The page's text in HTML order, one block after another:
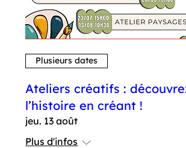
Plusieurs dates
Ateliers créatifs :
l’histoire en créant !
jeu. 13 août
Plus d'infos